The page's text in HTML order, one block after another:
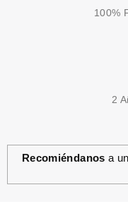
100%
2
Recomiéndanos a